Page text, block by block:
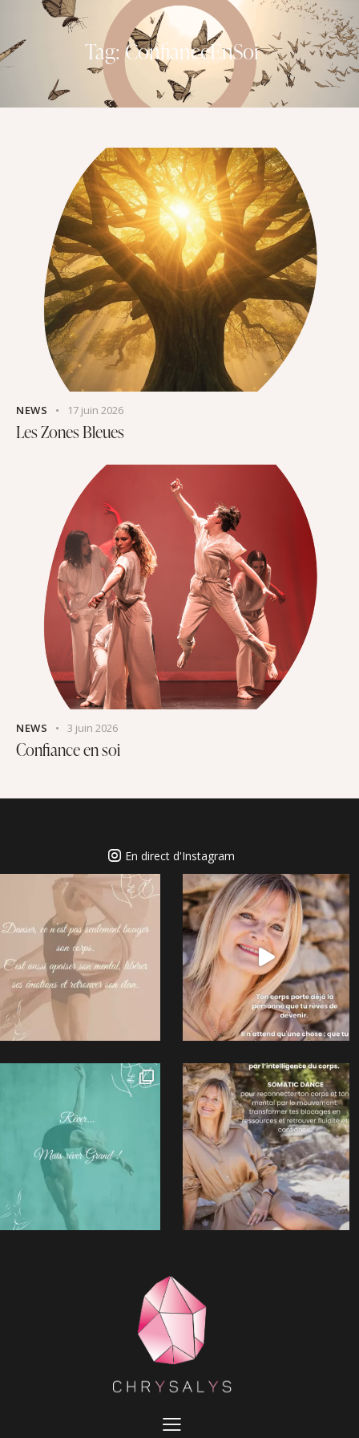
Tag: ConfianceEnSoi
NEWS 17 juin 2026
Les Zones Bleues
NEWS 3 juin 2026
Confiance en soi
En direct d'Instagram